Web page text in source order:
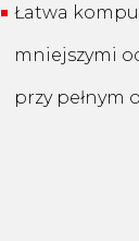
Łatwa
mniejszymi
przy pełnym